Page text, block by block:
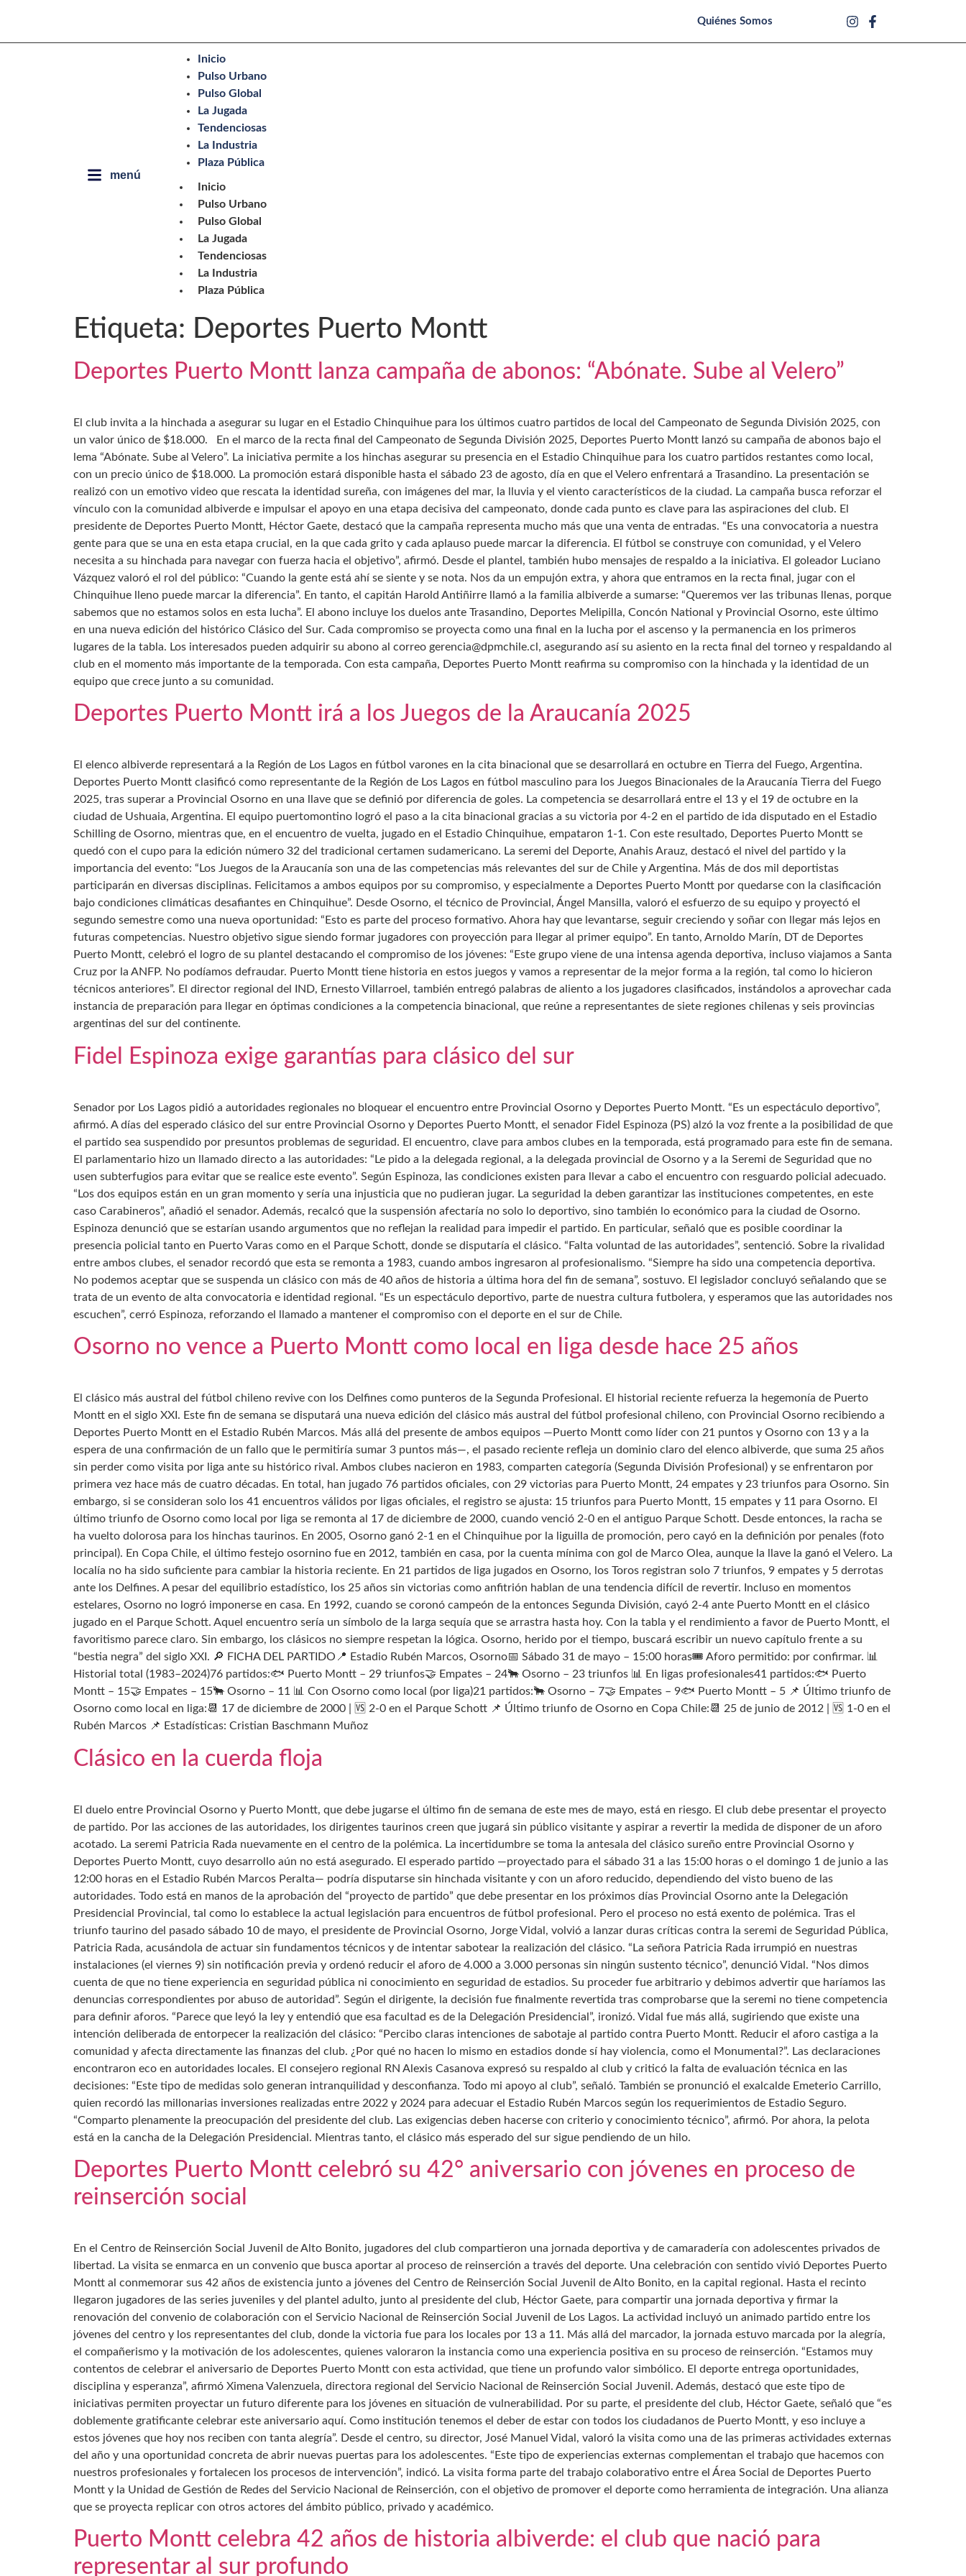
Quiénes Somos
menú
Inicio
Pulso Urbano
Pulso Global
La Jugada
Tendenciosas
La Industria
Plaza Pública
Inicio
Pulso Urbano
Pulso Global
La Jugada
Tendenciosas
La Industria
Plaza Pública
Etiqueta: Deportes Puerto Montt
Deportes Puerto Montt lanza campaña de abonos: “Abónate. Sube al Velero”
El club invita a la hinchada a asegurar su lugar en el Estadio Chinquihue para los últimos cuatro partidos de local del Campeonato de Segunda División 2025, con
un valor único de $18.000. En el marco de la recta final del Campeonato de Segunda División 2025, Deportes Puerto Montt lanzó su campaña de abonos bajo el
lema “Abónate. Sube al Velero”. La iniciativa permite a los hinchas asegurar su presencia en el Estadio Chinquihue para los cuatro partidos restantes como local,
con un precio único de $18.000. La promoción estará disponible hasta el sábado 23 de agosto, día en que el Velero enfrentará a Trasandino. La presentación se
realizó con un emotivo video que rescata la identidad sureña, con imágenes del mar, la lluvia y el viento característicos de la ciudad. La campaña busca reforzar el
vínculo con la comunidad albiverde e impulsar el apoyo en una etapa decisiva del campeonato, donde cada punto es clave para las aspiraciones del club. El
presidente de Deportes Puerto Montt, Héctor Gaete, destacó que la campaña representa mucho más que una venta de entradas. “Es una convocatoria a nuestra
gente para que se una en esta etapa crucial, en la que cada grito y cada aplauso puede marcar la diferencia. El fútbol se construye con comunidad, y el Velero
necesita a su hinchada para navegar con fuerza hacia el objetivo”, afirmó. Desde el plantel, también hubo mensajes de respaldo a la iniciativa. El goleador Luciano
Vázquez valoró el rol del público: “Cuando la gente está ahí se siente y se nota. Nos da un empujón extra, y ahora que entramos en la recta final, jugar con el
Chinquihue lleno puede marcar la diferencia”. En tanto, el capitán Harold Antiñirre llamó a la familia albiverde a sumarse: “Queremos ver las tribunas llenas, porque
sabemos que no estamos solos en esta lucha”. El abono incluye los duelos ante Trasandino, Deportes Melipilla, Concón National y Provincial Osorno, este último
en una nueva edición del histórico Clásico del Sur. Cada compromiso se proyecta como una final en la lucha por el ascenso y la permanencia en los primeros
lugares de la tabla. Los interesados pueden adquirir su abono al correo gerencia@dpmchile.cl, asegurando así su asiento en la recta final del torneo y respaldando al
club en el momento más importante de la temporada. Con esta campaña, Deportes Puerto Montt reafirma su compromiso con la hinchada y la identidad de un
equipo que crece junto a su comunidad.
Deportes Puerto Montt irá a los Juegos de la Araucanía 2025
El elenco albiverde representará a la Región de Los Lagos en fútbol varones en la cita binacional que se desarrollará en octubre en Tierra del Fuego, Argentina.
Deportes Puerto Montt clasificó como representante de la Región de Los Lagos en fútbol masculino para los Juegos Binacionales de la Araucanía Tierra del Fuego
2025, tras superar a Provincial Osorno en una llave que se definió por diferencia de goles. La competencia se desarrollará entre el 13 y el 19 de octubre en la
ciudad de Ushuaia, Argentina. El equipo puertomontino logró el paso a la cita binacional gracias a su victoria por 4-2 en el partido de ida disputado en el Estadio
Schilling de Osorno, mientras que, en el encuentro de vuelta, jugado en el Estadio Chinquihue, empataron 1-1. Con este resultado, Deportes Puerto Montt se
quedó con el cupo para la edición número 32 del tradicional certamen sudamericano. La seremi del Deporte, Anahis Arauz, destacó el nivel del partido y la
importancia del evento: “Los Juegos de la Araucanía son una de las competencias más relevantes del sur de Chile y Argentina. Más de dos mil deportistas
participarán en diversas disciplinas. Felicitamos a ambos equipos por su compromiso, y especialmente a Deportes Puerto Montt por quedarse con la clasificación
bajo condiciones climáticas desafiantes en Chinquihue”. Desde Osorno, el técnico de Provincial, Ángel Mansilla, valoró el esfuerzo de su equipo y proyectó el
segundo semestre como una nueva oportunidad: “Esto es parte del proceso formativo. Ahora hay que levantarse, seguir creciendo y soñar con llegar más lejos en
futuras competencias. Nuestro objetivo sigue siendo formar jugadores con proyección para llegar al primer equipo”. En tanto, Arnoldo Marín, DT de Deportes
Puerto Montt, celebró el logro de su plantel destacando el compromiso de los jóvenes: “Este grupo viene de una intensa agenda deportiva, incluso viajamos a Santa
Cruz por la ANFP. No podíamos defraudar. Puerto Montt tiene historia en estos juegos y vamos a representar de la mejor forma a la región, tal como lo hicieron
técnicos anteriores”. El director regional del IND, Ernesto Villarroel, también entregó palabras de aliento a los jugadores clasificados, instándolos a aprovechar cada
instancia de preparación para llegar en óptimas condiciones a la competencia binacional, que reúne a representantes de siete regiones chilenas y seis provincias
argentinas del sur del continente.
Fidel Espinoza exige garantías para clásico del sur
Senador por Los Lagos pidió a autoridades regionales no bloquear el encuentro entre Provincial Osorno y Deportes Puerto Montt. “Es un espectáculo deportivo”,
afirmó. A días del esperado clásico del sur entre Provincial Osorno y Deportes Puerto Montt, el senador Fidel Espinoza (PS) alzó la voz frente a la posibilidad de que
el partido sea suspendido por presuntos problemas de seguridad. El encuentro, clave para ambos clubes en la temporada, está programado para este fin de semana.
El parlamentario hizo un llamado directo a las autoridades: “Le pido a la delegada regional, a la delegada provincial de Osorno y a la Seremi de Seguridad que no
usen subterfugios para evitar que se realice este evento”. Según Espinoza, las condiciones existen para llevar a cabo el encuentro con resguardo policial adecuado.
“Los dos equipos están en un gran momento y sería una injusticia que no pudieran jugar. La seguridad la deben garantizar las instituciones competentes, en este
caso Carabineros”, añadió el senador. Además, recalcó que la suspensión afectaría no solo lo deportivo, sino también lo económico para la ciudad de Osorno.
Espinoza denunció que se estarían usando argumentos que no reflejan la realidad para impedir el partido. En particular, señaló que es posible coordinar la
presencia policial tanto en Puerto Varas como en el Parque Schott, donde se disputaría el clásico. “Falta voluntad de las autoridades”, sentenció. Sobre la rivalidad
entre ambos clubes, el senador recordó que esta se remonta a 1983, cuando ambos ingresaron al profesionalismo. “Siempre ha sido una competencia deportiva.
No podemos aceptar que se suspenda un clásico con más de 40 años de historia a última hora del fin de semana”, sostuvo. El legislador concluyó señalando que se
trata de un evento de alta convocatoria e identidad regional. “Es un espectáculo deportivo, parte de nuestra cultura futbolera, y esperamos que las autoridades nos
escuchen”, cerró Espinoza, reforzando el llamado a mantener el compromiso con el deporte en el sur de Chile.
Osorno no vence a Puerto Montt como local en liga desde hace 25 años
El clásico más austral del fútbol chileno revive con los Delfines como punteros de la Segunda Profesional. El historial reciente refuerza la hegemonía de Puerto
Montt en el siglo XXI. Este fin de semana se disputará una nueva edición del clásico más austral del fútbol profesional chileno, con Provincial Osorno recibiendo a
Deportes Puerto Montt en el Estadio Rubén Marcos. Más allá del presente de ambos equipos —Puerto Montt como líder con 21 puntos y Osorno con 13 y a la
espera de una confirmación de un fallo que le permitiría sumar 3 puntos más—, el pasado reciente refleja un dominio claro del elenco albiverde, que suma 25 años
sin perder como visita por liga ante su histórico rival. Ambos clubes nacieron en 1983, comparten categoría (Segunda División Profesional) y se enfrentaron por
primera vez hace más de cuatro décadas. En total, han jugado 76 partidos oficiales, con 29 victorias para Puerto Montt, 24 empates y 23 triunfos para Osorno. Sin
embargo, si se consideran solo los 41 encuentros válidos por ligas oficiales, el registro se ajusta: 15 triunfos para Puerto Montt, 15 empates y 11 para Osorno. El
último triunfo de Osorno como local por liga se remonta al 17 de diciembre de 2000, cuando venció 2-0 en el antiguo Parque Schott. Desde entonces, la racha se
ha vuelto dolorosa para los hinchas taurinos. En 2005, Osorno ganó 2-1 en el Chinquihue por la liguilla de promoción, pero cayó en la definición por penales (foto
principal). En Copa Chile, el último festejo osornino fue en 2012, también en casa, por la cuenta mínima con gol de Marco Olea, aunque la llave la ganó el Velero. La
localía no ha sido suficiente para cambiar la historia reciente. En 21 partidos de liga jugados en Osorno, los Toros registran solo 7 triunfos, 9 empates y 5 derrotas
ante los Delfines. A pesar del equilibrio estadístico, los 25 años sin victorias como anfitrión hablan de una tendencia difícil de revertir. Incluso en momentos
estelares, Osorno no logró imponerse en casa. En 1992, cuando se coronó campeón de la entonces Segunda División, cayó 2-4 ante Puerto Montt en el clásico
jugado en el Parque Schott. Aquel encuentro sería un símbolo de la larga sequía que se arrastra hasta hoy. Con la tabla y el rendimiento a favor de Puerto Montt, el
favoritismo parece claro. Sin embargo, los clásicos no siempre respetan la lógica. Osorno, herido por el tiempo, buscará escribir un nuevo capítulo frente a su
“bestia negra” del siglo XXI. 🔎 FICHA DEL PARTIDO📍 Estadio Rubén Marcos, Osorno📅 Sábado 31 de mayo – 15:00 horas🎟 Aforo permitido: por confirmar. 📊
Historial total (1983–2024)76 partidos:🐟 Puerto Montt – 29 triunfos🤝 Empates – 24🐂 Osorno – 23 triunfos 📊 En ligas profesionales41 partidos:🐟 Puerto
Montt – 15🤝 Empates – 15🐂 Osorno – 11 📊 Con Osorno como local (por liga)21 partidos:🐂 Osorno – 7🤝 Empates – 9🐟 Puerto Montt – 5 📌 Último triunfo de
Osorno como local en liga:📆 17 de diciembre de 2000 | 🆚 2-0 en el Parque Schott 📌 Último triunfo de Osorno en Copa Chile:📆 25 de junio de 2012 | 🆚 1-0 en el
Rubén Marcos 📌 Estadísticas: Cristian Baschmann Muñoz
Clásico en la cuerda floja
El duelo entre Provincial Osorno y Puerto Montt, que debe jugarse el último fin de semana de este mes de mayo, está en riesgo. El club debe presentar el proyecto
de partido. Por las acciones de las autoridades, los dirigentes taurinos creen que jugará sin público visitante y aspirar a revertir la medida de disponer de un aforo
acotado. La seremi Patricia Rada nuevamente en el centro de la polémica. La incertidumbre se toma la antesala del clásico sureño entre Provincial Osorno y
Deportes Puerto Montt, cuyo desarrollo aún no está asegurado. El esperado partido —proyectado para el sábado 31 a las 15:00 horas o el domingo 1 de junio a las
12:00 horas en el Estadio Rubén Marcos Peralta— podría disputarse sin hinchada visitante y con un aforo reducido, dependiendo del visto bueno de las
autoridades. Todo está en manos de la aprobación del “proyecto de partido” que debe presentar en los próximos días Provincial Osorno ante la Delegación
Presidencial Provincial, tal como lo establece la actual legislación para encuentros de fútbol profesional. Pero el proceso no está exento de polémica. Tras el
triunfo taurino del pasado sábado 10 de mayo, el presidente de Provincial Osorno, Jorge Vidal, volvió a lanzar duras críticas contra la seremi de Seguridad Pública,
Patricia Rada, acusándola de actuar sin fundamentos técnicos y de intentar sabotear la realización del clásico. “La señora Patricia Rada irrumpió en nuestras
instalaciones (el viernes 9) sin notificación previa y ordenó reducir el aforo de 4.000 a 3.000 personas sin ningún sustento técnico”, denunció Vidal. “Nos dimos
cuenta de que no tiene experiencia en seguridad pública ni conocimiento en seguridad de estadios. Su proceder fue arbitrario y debimos advertir que haríamos las
denuncias correspondientes por abuso de autoridad”. Según el dirigente, la decisión fue finalmente revertida tras comprobarse que la seremi no tiene competencia
para definir aforos. “Parece que leyó la ley y entendió que esa facultad es de la Delegación Presidencial”, ironizó. Vidal fue más allá, sugiriendo que existe una
intención deliberada de entorpecer la realización del clásico: “Percibo claras intenciones de sabotaje al partido contra Puerto Montt. Reducir el aforo castiga a la
comunidad y afecta directamente las finanzas del club. ¿Por qué no hacen lo mismo en estadios donde sí hay violencia, como el Monumental?”. Las declaraciones
encontraron eco en autoridades locales. El consejero regional RN Alexis Casanova expresó su respaldo al club y criticó la falta de evaluación técnica en las
decisiones: “Este tipo de medidas solo generan intranquilidad y desconfianza. Todo mi apoyo al club”, señaló. También se pronunció el exalcalde Emeterio Carrillo,
quien recordó las millonarias inversiones realizadas entre 2022 y 2024 para adecuar el Estadio Rubén Marcos según los requerimientos de Estadio Seguro.
“Comparto plenamente la preocupación del presidente del club. Las exigencias deben hacerse con criterio y conocimiento técnico”, afirmó. Por ahora, la pelota
está en la cancha de la Delegación Presidencial. Mientras tanto, el clásico más esperado del sur sigue pendiendo de un hilo.
Deportes Puerto Montt celebró su 42° aniversario con jóvenes en proceso de
reinserción social
En el Centro de Reinserción Social Juvenil de Alto Bonito, jugadores del club compartieron una jornada deportiva y de camaradería con adolescentes privados de
libertad. La visita se enmarca en un convenio que busca aportar al proceso de reinserción a través del deporte. Una celebración con sentido vivió Deportes Puerto
Montt al conmemorar sus 42 años de existencia junto a jóvenes del Centro de Reinserción Social Juvenil de Alto Bonito, en la capital regional. Hasta el recinto
llegaron jugadores de las series juveniles y del plantel adulto, junto al presidente del club, Héctor Gaete, para compartir una jornada deportiva y firmar la
renovación del convenio de colaboración con el Servicio Nacional de Reinserción Social Juvenil de Los Lagos. La actividad incluyó un animado partido entre los
jóvenes del centro y los representantes del club, donde la victoria fue para los locales por 13 a 11. Más allá del marcador, la jornada estuvo marcada por la alegría,
el compañerismo y la motivación de los adolescentes, quienes valoraron la instancia como una experiencia positiva en su proceso de reinserción. “Estamos muy
contentos de celebrar el aniversario de Deportes Puerto Montt con esta actividad, que tiene un profundo valor simbólico. El deporte entrega oportunidades,
disciplina y esperanza”, afirmó Ximena Valenzuela, directora regional del Servicio Nacional de Reinserción Social Juvenil. Además, destacó que este tipo de
iniciativas permiten proyectar un futuro diferente para los jóvenes en situación de vulnerabilidad. Por su parte, el presidente del club, Héctor Gaete, señaló que “es
doblemente gratificante celebrar este aniversario aquí. Como institución tenemos el deber de estar con todos los ciudadanos de Puerto Montt, y eso incluye a
estos jóvenes que hoy nos reciben con tanta alegría”. Desde el centro, su director, José Manuel Vidal, valoró la visita como una de las primeras actividades externas
del año y una oportunidad concreta de abrir nuevas puertas para los adolescentes. “Este tipo de experiencias externas complementan el trabajo que hacemos con
nuestros profesionales y fortalecen los procesos de intervención”, indicó. La visita forma parte del trabajo colaborativo entre el Área Social de Deportes Puerto
Montt y la Unidad de Gestión de Redes del Servicio Nacional de Reinserción, con el objetivo de promover el deporte como herramienta de integración. Una alianza
que se proyecta replicar con otros actores del ámbito público, privado y académico.
Puerto Montt celebra 42 años de historia albiverde: el club que nació para
representar al sur profundo